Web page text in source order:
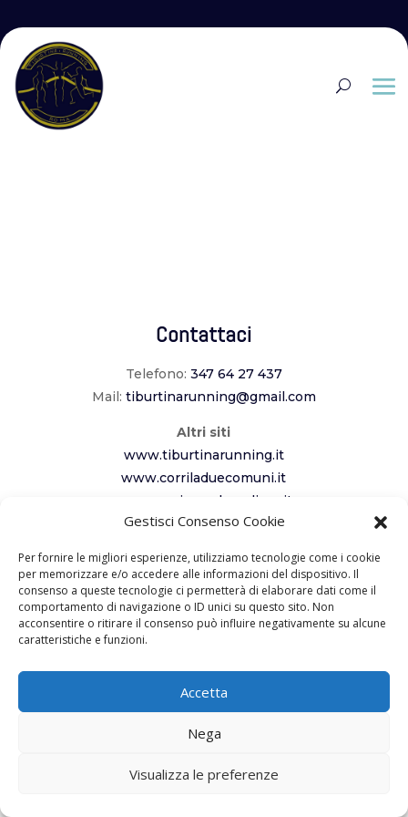
Gestisci Consenso Cookie
Per fornire le migliori esperienze, utilizziamo tecnologie come i cookie
per memorizzare e/o accedere alle informazioni del dispositivo. Il
consenso a queste tecnologie ci permetterà di elaborare dati come il
comportamento di navigazione o ID unici su questo sito. Non
acconsentire o ritirare il consenso può influire negativamente su alcune
caratteristiche e funzioni.
Accetta
Nega
Visualizza le preferenze
Contattaci
Telefono: 347 64 27 437
Mail: tiburtinarunning@gmail.com
Altri siti
www.tiburtinarunning.it
www.corriladuecomuni.it
www.corriamoalcavaliere.it
Seguici
Copyright 2023 – ASD Tiburtina Running
Roma –Privacy Policy– Realizzato da
Creabit